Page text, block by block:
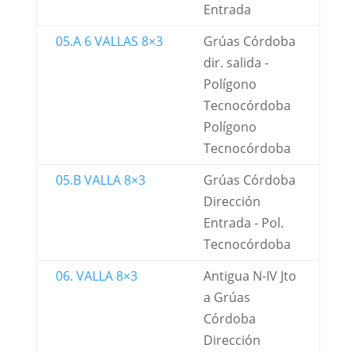
Entrada
05.A 6 VALLAS 8×3
Grúas Córdoba
dir. salida -
Polígono
Tecnocórdoba
Polígono
Tecnocórdoba
05.B VALLA 8×3
Grúas Córdoba
Dirección
Entrada - Pol.
Tecnocórdoba
06. VALLA 8×3
Antigua N-IV Jto
a Grúas
Córdoba
Dirección